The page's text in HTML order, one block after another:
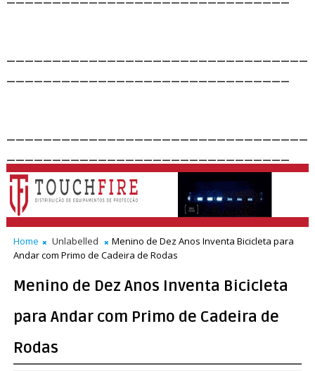
Home Unlabelled
Menino de Dez Anos Inventa Bicicleta para
Andar com Primo de Cadeira de Rodas
Menino de Dez Anos Inventa Bicicleta
para Andar com Primo de Cadeira de
Rodas